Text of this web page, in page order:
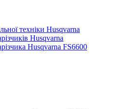
техніки Husqvarna
Husqvarna
Husqvarna FS6600